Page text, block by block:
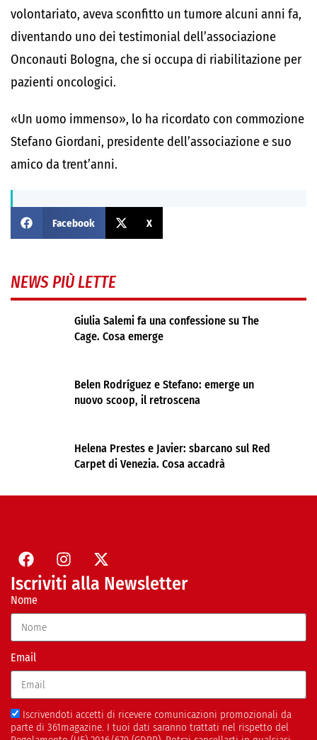
volontariato, aveva sconfitto un tumore alcuni anni fa,
diventando uno dei testimonial dell’associazione
Onconauti Bologna, che si occupa di riabilitazione per
pazienti oncologici.
«Un uomo immenso», lo ha ricordato con commozione
Stefano Giordani, presidente dell’associazione e suo
amico da trent’anni.
Facebook X
NEWS PIÙ LETTE
Giulia Salemi fa una confessione su The
Cage. Cosa emerge
Belen Rodríguez e Stefano: emerge un
nuovo scoop, il retroscena
Helena Prestes e Javier: sbarcano sul Red
Carpet di Venezia. Cosa accadrà
Iscriviti alla Newsletter
Nome
Email
Iscrivendoti accetti di ricevere comunicazioni promozionali da
parte di 361magazine. I tuoi dati saranno trattati nel rispetto del